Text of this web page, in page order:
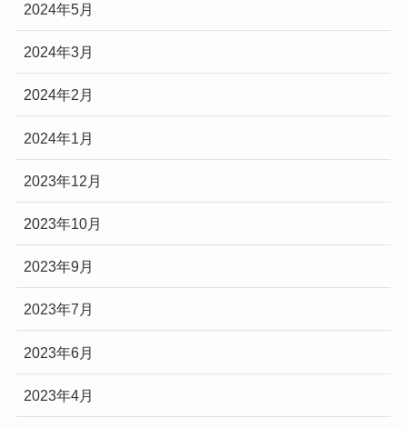
2024年5月
2024年3月
2024年2月
2024年1月
2023年12月
2023年10月
2023年9月
2023年7月
2023年6月
2023年4月